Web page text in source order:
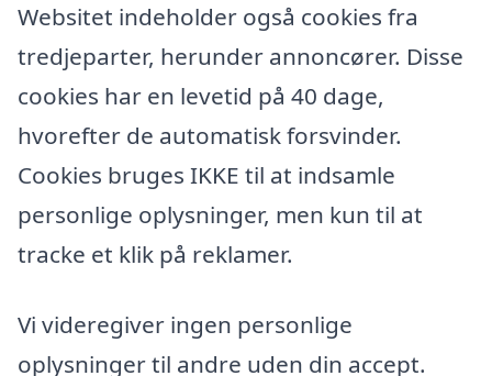
Websitet indeholder også cookies fra
tredjeparter, herunder annoncører. Disse
cookies har en levetid på 40 dage,
hvorefter de automatisk forsvinder.
Cookies bruges IKKE til at indsamle
personlige oplysninger, men kun til at
tracke et klik på reklamer.
Vi videregiver ingen personlige
oplysninger til andre uden din accept.